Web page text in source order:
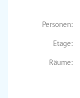
Personen:
Etage:
Räume: